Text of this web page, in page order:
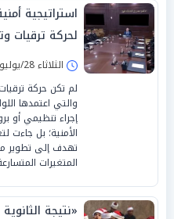
استراتيجية
لحركة ترقيات
2026الثلاثاء 28/يوليو/2026 - 02:30 م
والتي اعتمدها
إجراء تنظيمي أو
الأمنية؛ بل جاءت
تهدف إلى تطوير
المتغيرات